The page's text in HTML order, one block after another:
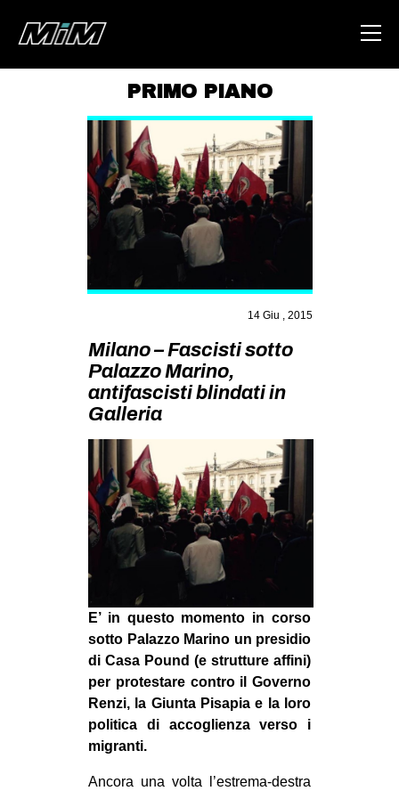
ABOUT
AREA
DEGENERAZIONE
GAZA FREESTYLE
CSOA LAMBRETTA
STUDENTI TSUNAMI
ZAM
SPAZI
SPORT POPOLARE
MOVIMENTI
AMBIENTE
ANTIFASCISMO
DIRITTO ALL’ABITARE
GENERI
MIGRAZIONI
PRECARIATO
STUDENTI
PRIMO PIANO
14 Giu , 2015
Milano – Fascisti sotto
Palazzo Marino,
antifascisti blindati in
Galleria
E’ in questo momento in corso
sotto Palazzo Marino un presidio
di Casa Pound (e strutture affini)
per protestare contro il Governo
Renzi, la Giunta Pisapia e la loro
politica d i accoglienza verso i
migranti.
Ancora una volta l’estrema-destra